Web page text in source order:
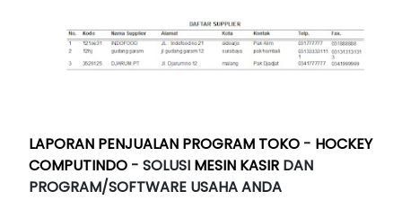
LAPORAN PENJUALAN PROGRAM TOKO - HOCKEY
COMPUTINDO - SOLUSI MESIN KASIR DAN
PROGRAM/SOFTWARE USAHA ANDA